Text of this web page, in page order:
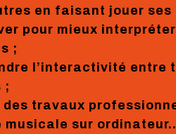
en faisant jouer ses
pour mieux
;
l’interactivité entre
;
des travaux
musicale sur